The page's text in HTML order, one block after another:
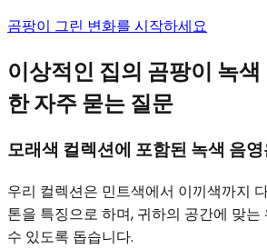
곰팡이 그린 변화를 시작하세요
이상적인 집의 곰팡이 녹
한 자주 묻는 질문
모래색 컬렉션에 포함된 녹색 음
우리 컬렉션은 민트색에서 이끼색까지
톤을 특징으로 하며, 귀하의 공간에 맞
수 있도록 돕습니다.